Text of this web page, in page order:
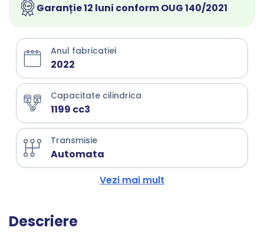
Garanție 12 luni conform OUG 140/2021
Anul fabricatiei
2022
Capacitate cilindrica
1199 cc3
Transmisie
Automata
Vezi mai mult
Descriere